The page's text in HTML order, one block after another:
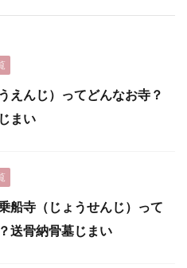
えんじ）ってどんなお寺？
まい
船寺（じょうせんじ）って
送骨納骨墓じまい